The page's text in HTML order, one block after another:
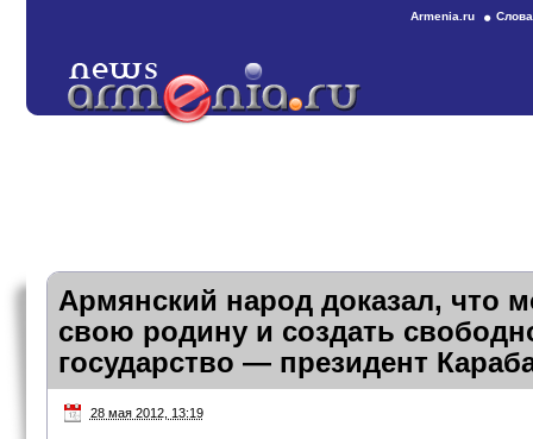
Armenia.ru
Армянский народ доказал, что
свою родину и создать
государство — президент
28 мая 2012, 13:19